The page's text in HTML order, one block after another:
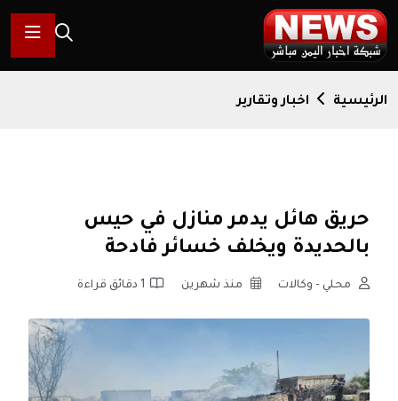
الرئيسية اخبار وتقارير
حريق هائل يدمر منازل في حيس
بالحديدة ويخلف خسائر فادحة
محلي - وكالات منذ شهرين 1 دقائق قراءة